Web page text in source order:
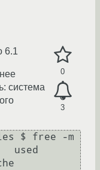
0
3
6.1
система
$ free -m